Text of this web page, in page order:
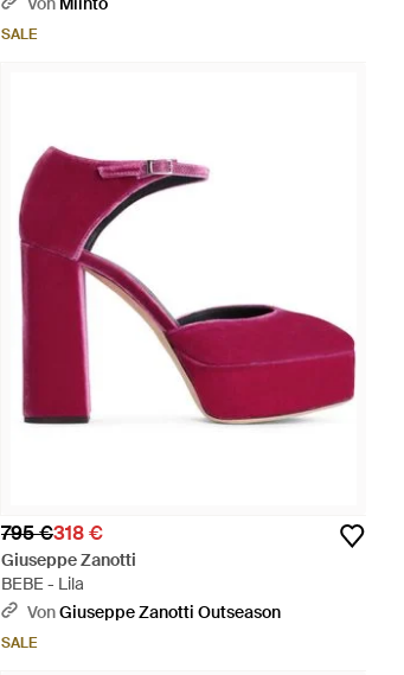
SALE
795 €318 €
Giuseppe Zanotti
BEBE - Lila
VonGiuseppe Zanotti Outseason
SALE